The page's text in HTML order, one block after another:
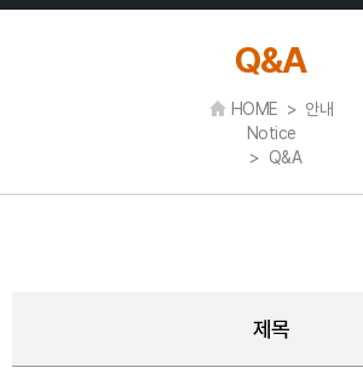
Q&A
HOME > 안내
Notice
> Q&A
제목